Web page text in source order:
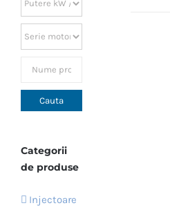
Categorii
de produse
Injectoare